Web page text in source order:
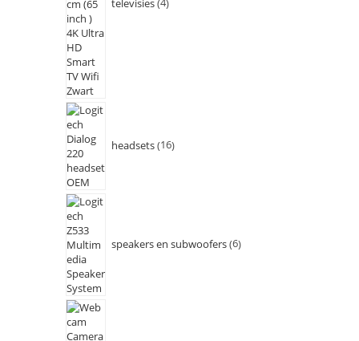
headsets 16
speakers en subwoofers 6